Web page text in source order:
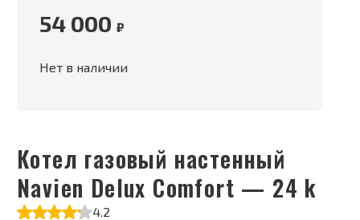
Котел газовый настенный
Navien Delux Comfort — 24 k
4.2
54 000 ₽
Нет в наличии